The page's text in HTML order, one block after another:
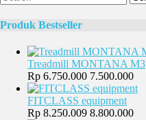
Produk Bestseller
Treadmill MONTANA M3
Rp 6.750.000 7.500.000
FITCLASS equipment
Rp 8.250.009 8.800.000